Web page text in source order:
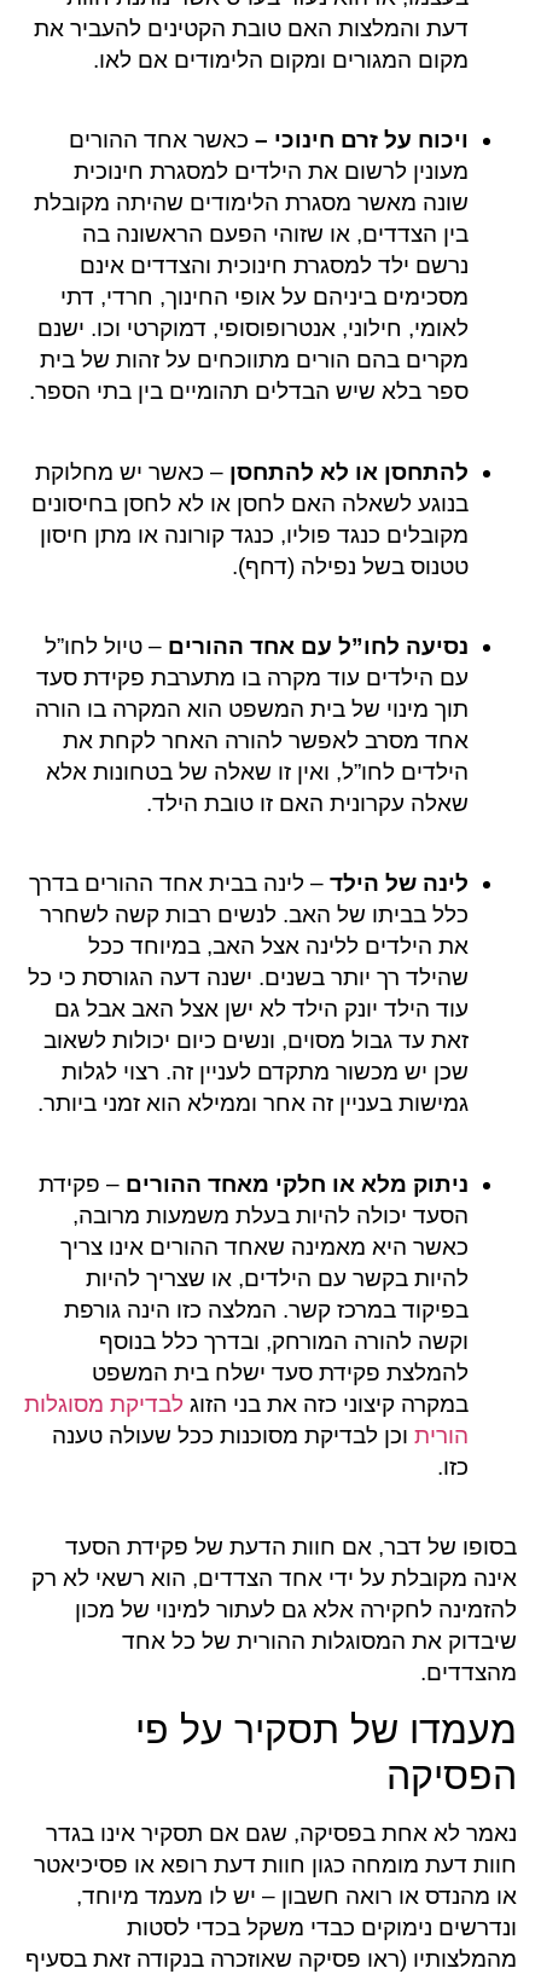
דעת והמלצות האם טובת הקטינים להעביר את
מקום המגורים ומקום הלימודים אם לאו.
ויכוח על זרם חינוכי – כאשר אחד ההורים
מעונין לרשום את הילדים למסגרת חינוכית
שונה מאשר מסגרת הלימודים שהיתה מקובלת
בין הצדדים, או שזוהי הפעם הראשונה בה
נרשם ילד למסגרת חינוכית והצדדים אינם
מסכימים ביניהם על אופי החינוך, חרדי, דתי
לאומי, חילוני, אנטרופוסופי, דמוקרטי וכו. ישנם
מקרים בהם הורים מתווכחים על זהות של בית
ספר בלא שיש הבדלים תהומיים בין בתי הספר.
להתחסן או לא להתחסן – כאשר יש מחלוקת
בנוגע לשאלה האם לחסן או לא לחסן בחיסונים
מקובלים כנגד פוליו, כנגד קורונה או מתן חיסון
טטנוס בשל נפילה (דחף).
נסיעה לחו”ל עם אחד ההורים – טיול לחו”ל
עם הילדים עוד מקרה בו מתערבת פקידת סעד
תוך מינוי של בית המשפט הוא המקרה בו הורה
אחד מסרב לאפשר להורה האחר לקחת את
הילדים לחו”ל, ואין זו שאלה של בטחונות אלא
שאלה עקרונית האם זו טובת הילד.
לינה של הילד – לינה בבית אחד ההורים בדרך
כלל בביתו של האב. לנשים רבות קשה לשחרר
את הילדים ללינה אצל האב, במיוחד ככל
שהילד רך יותר בשנים. ישנה דעה הגורסת כי כל
עוד הילד יונק הילד לא ישן אצל האב אבל גם
זאת עד גבול מסוים, ונשים כיום יכולות לשאוב
שכן יש מכשור מתקדם לעניין זה. רצוי לגלות
גמישות בעניין זה אחר וממילא הוא זמני ביותר.
ניתוק מלא או חלקי מאחד ההורים – פקידת
הסעד יכולה להיות בעלת משמעות מרובה,
כאשר היא מאמינה שאחד ההורים אינו צריך
להיות בקשר עם הילדים, או שצריך להיות
בפיקוד במרכז קשר. המלצה כזו הינה גורפת
וקשה להורה המורחק, ובדרך כלל בנוסף
להמלצת פקידת סעד ישלח בית המשפט
במקרה קיצוני כזה את בני הזוג לבדיקת מסוגלות
הורית וכן לבדיקת מסוכנות ככל שעולה טענה
כזו.
בסופו של דבר, אם חוות הדעת של פקידת הסעד
אינה מקובלת על ידי אחד הצדדים, הוא רשאי לא רק
להזמינה לחקירה אלא גם לעתור למינוי של מכון
שיבדוק את המסוגלות ההורית של כל אחד
מהצדדים.
מעמדו של תסקיר על פי
הפסיקה
נאמר לא אחת בפסיקה, שגם אם תסקיר אינו בגדר
חוות דעת מומחה כגון חוות דעת רופא או פסיכיאטר
או מהנדס או רואה חשבון – יש לו מעמד מיוחד,
ונדרשים נימוקים כבדי משקל בכדי לסטות
מהמלצותיו (ראו פסיקה שאוזכרה בנקודה זאת בסעיף